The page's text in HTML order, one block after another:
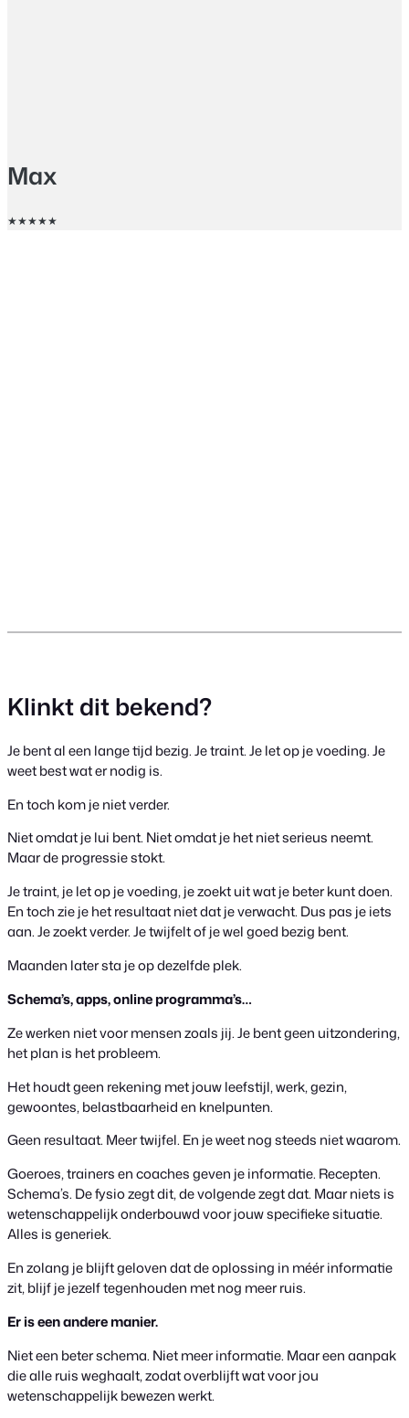
Max
★★★★★
Klinkt dit bekend?
Je bent al een lange tijd bezig. Je traint. Je let op je voeding. Je
weet best wat er nodig is.
En toch kom je niet verder.
Niet omdat je lui bent. Niet omdat je het niet serieus neemt.
Maar de progressie stokt.
Je traint, je let op je voeding, je zoekt uit wat je beter kunt doen.
En toch zie je het resultaat niet dat je verwacht. Dus pas je iets
aan. Je zoekt verder. Je twijfelt of je wel goed bezig bent.
Maanden later sta je op dezelfde plek.
Schema’s, apps, online programma’s…
Ze werken niet voor mensen zoals jij. Je bent geen uitzondering,
het plan is het probleem.
Het houdt geen rekening met jouw leefstijl, werk, gezin,
gewoontes, belastbaarheid en knelpunten.
Geen resultaat. Meer twijfel. En je weet nog steeds niet waarom.
Goeroes, trainers en coaches geven je informatie. Recepten.
Schema’s. De fysio zegt dit, de volgende zegt dat. Maar niets is
wetenschappelijk onderbouwd voor jouw specifieke situatie.
Alles is generiek.
En zolang je blijft geloven dat de oplossing in méér informatie
zit, blijf je jezelf tegenhouden met nog meer ruis.
Er is een andere manier.
Niet een beter schema. Niet meer informatie. Maar een aanpak
die alle ruis weghaalt, zodat overblijft wat voor jou
wetenschappelijk bewezen werkt.